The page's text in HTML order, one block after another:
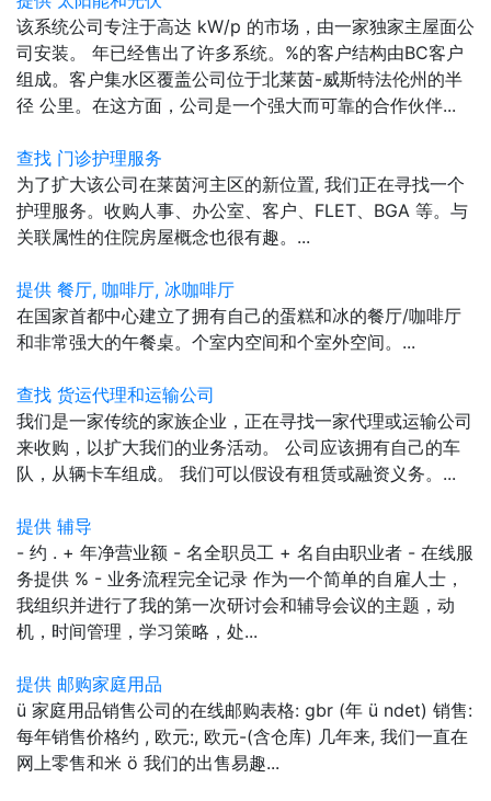
该系统公司专注于高达 kW/p 的市场，由一家独家主屋面公
司安装。 年已经售出了许多系统。%的客户结构由BC客户
组成。客户集水区覆盖公司位于北莱茵-威斯特法伦州的半
径 公里。在这方面，公司是一个强大而可靠的合作伙伴...
查找 门诊护理服务
为了扩大该公司在莱茵河主区的新位置, 我们正在寻找一个
护理服务。收购人事、办公室、客户、FLET、BGA 等。与
关联属性的住院房屋概念也很有趣。...
提供 餐厅, 咖啡厅, 冰咖啡厅
在国家首都中心建立了拥有自己的蛋糕和冰的餐厅/咖啡厅
和非常强大的午餐桌。个室内空间和个室外空间。...
查找 货运代理和运输公司
我们是一家传统的家族企业，正在寻找一家代理或运输公司
来收购，以扩大我们的业务活动。 公司应该拥有自己的车
队，从辆卡车组成。 我们可以假设有租赁或融资义务。...
提供 辅导
- 约 . + 年净营业额 - 名全职员工 + 名自由职业者 - 在线服
务提供 % - 业务流程完全记录 作为一个简单的自雇人士，
我组织并进行了我的第一次研讨会和辅导会议的主题，动
机，时间管理，学习策略，处...
提供 邮购家庭用品
ü 家庭用品销售公司的在线邮购表格: gbr (年 ü ndet) 销售:
每年销售价格约 , 欧元:, 欧元-(含仓库) 几年来, 我们一直在
网上零售和米 ö 我们的出售易趣...